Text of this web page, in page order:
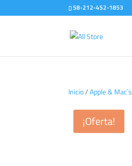
58-212-452-1853
Inicio/Apple & Mac`s
¡Oferta!